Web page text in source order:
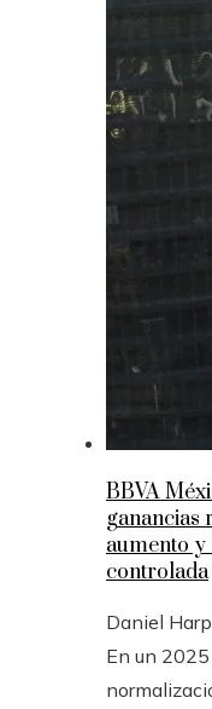
BBVA
ganancias
aumento
controlada
Daniel
En un